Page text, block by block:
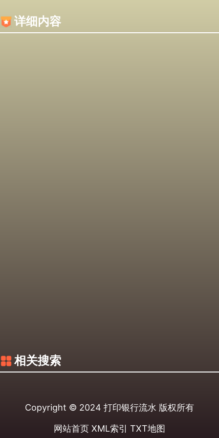
详细内容
相关搜索
Copyright © 2024 打印银行流水 版权所有
网站首页 XML索引 TXT地图